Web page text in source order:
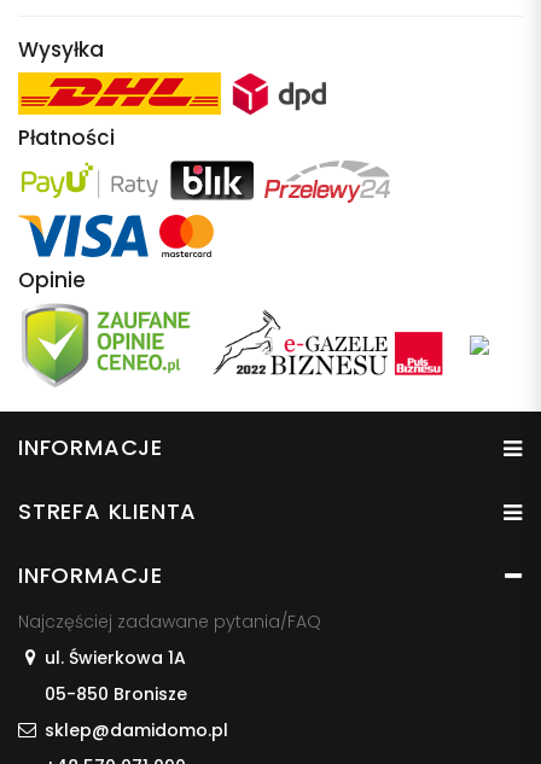
Wysyłka
Płatności
Opinie
INFORMACJE
STREFA KLIENTA
INFORMACJE
Najczęściej zadawane pytania/FAQ
ul. Świerkowa 1A
05-850 Bronisze
sklep@damidomo.pl